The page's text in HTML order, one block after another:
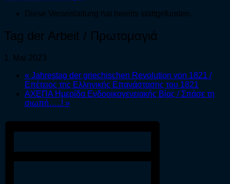
Diese Veranstaltung hat bereits stattgefunden.
Tag der Arbeit / Πρωτομαγιά
1. Mai 2023
« Jahrestag der griechischen Revolution von 1821 /
Επέτειος της Ελληνικής Επανάστασης του 1821
ΑΧΕΠΑ Ημερίδα Ενδοοικογενειακής Βίας / Σπάσε τη
σιωπή…..! »